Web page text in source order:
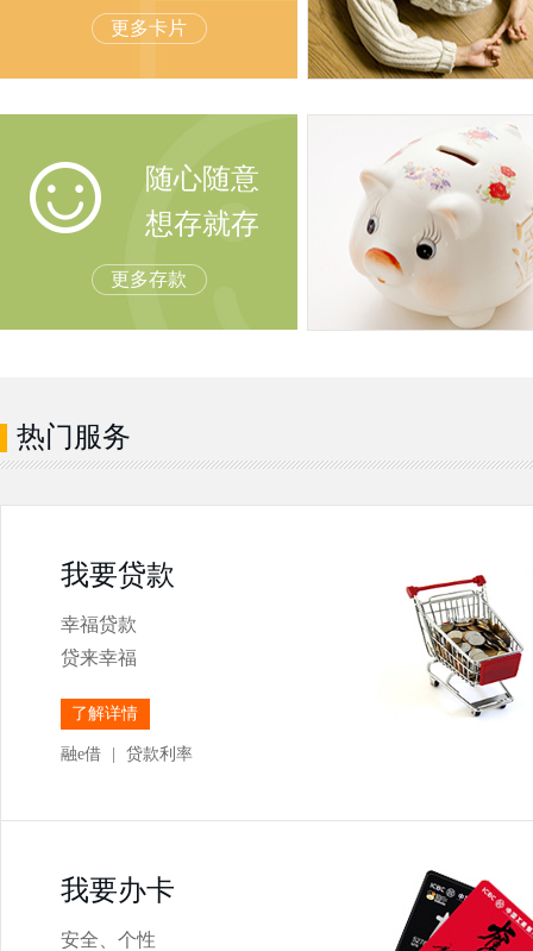
更多卡片
随心随意
想存就存
更多存款
热门服务
我要贷款
幸福贷款
贷来幸福
了解详情
融e借 贷款利率
我要办卡
安全、个性